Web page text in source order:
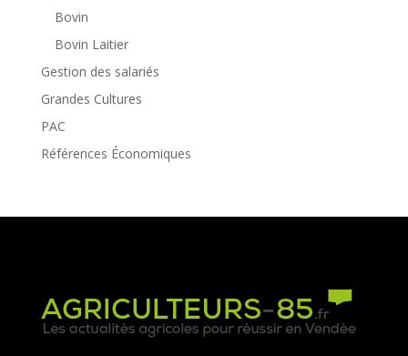
Bovin
Bovin Laitier
Gestion des salariés
Grandes Cultures
PAC
Références Économiques